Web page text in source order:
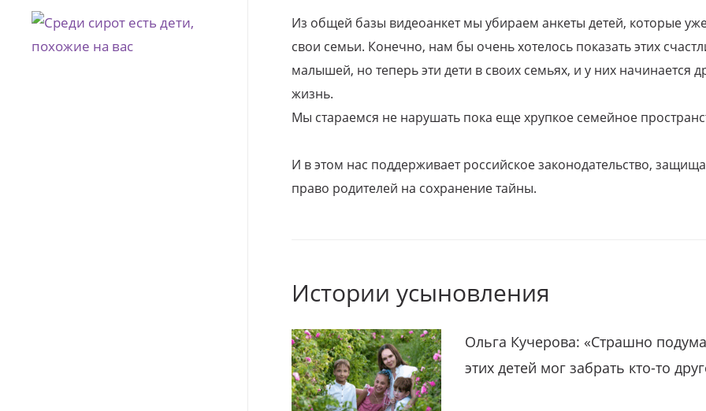
Из общей базы видеоанкет мы убираем анкеты детей, которые
свои семьи. Конечно, нам бы очень хотелось показать этих
малышей, но теперь эти дети в своих семьях, и у них начинается
жизнь.
Мы стараемся не нарушать пока еще хрупкое семейное
И в этом нас поддерживает российское законодательство,
право родителей на сохранение тайны.
Истории усыновления
Ольга Кучерова: «Страшно
этих детей мог забрать кто-то